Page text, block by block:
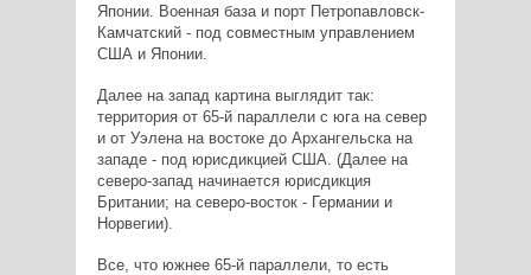
Японии. Военная база и порт Петропавловск-
Камчатский - под совместным управлением
США и Японии.
Далее на запад картина выглядит так:
территория от 65-й параллели с юга на север
и от Уэлена на востоке до Архангельска на
западе - под юрисдикцией США. (Далее на
северо-запад начинается юрисдикция
Британии; на северо-восток - Германии и
Норвегии).
Все, что южнее 65-й параллели, то есть